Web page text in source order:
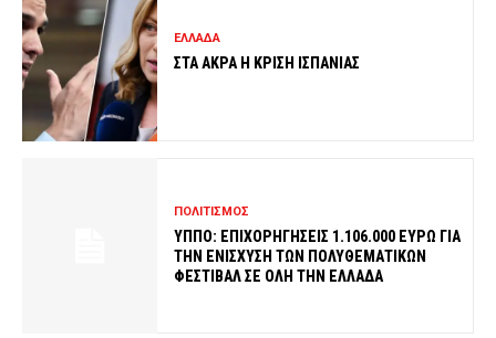
ΕΛΛΑΔΑ
ΣΤΑ ΑΚΡΑ Η ΚΡΙΣΗ ΙΣΠΑΝΙΑΣ
ΠΟΛΙΤΙΣΜΟΣ
ΥΠΠΟ: ΕΠΙΧΟΡΗΓΗΣΕΙΣ 1.106.000 ΕΥΡΩ ΓΙΑ
ΤΗΝ ΕΝΙΣΧΥΣΗ ΤΩΝ ΠΟΛΥΘΕΜΑΤΙΚΩΝ
ΦΕΣΤΙΒΑΛ ΣΕ ΟΛΗ ΤΗΝ ΕΛΛΑΔΑ